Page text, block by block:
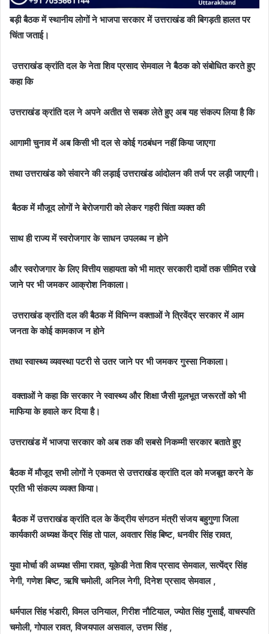
बड़ी बैठक में स्थानीय लोगों ने भाजपा सरकार में उत्तराखंड की बिगड़ती हालत पर
चिंता जताई।
उत्तराखंड क्रांति दल के नेता शिव प्रसाद सेमवाल ने बैठक को संबोधित करते हुए
कहा कि
उत्तराखंड क्रांति दल ने अपने अतीत से सबक लेते हुए अब यह संकल्प लिया है कि
आगामी चुनाव में अब किसी भी दल से कोई गठबंधन नहीं किया जाएगा
तथा उत्तराखंड को संवारने की लड़ाई उत्तराखंड आंदोलन की तर्ज पर लड़ी जाएगी।
बैठक में मौजूद लोगों ने बेरोजगारी को लेकर गहरी चिंता व्यक्त की
साथ ही राज्य में स्वरोजगार के साधन उपलब्ध न होने
और स्वरोजगार के लिए वित्तीय सहायता को भी मात्र सरकारी दावों तक सीमित रखे
जाने पर भी जमकर आक्रोश निकाला।
उत्तराखंड क्रांति दल की बैठक में विभिन्न वक्ताओं ने त्रिवेंद्र सरकार में आम
जनता के कोई कामकाज न होने
तथा स्वास्थ्य व्यवस्था पटरी से उतर जाने पर भी जमकर गुस्सा निकाला।
वक्ताओं ने कहा कि सरकार ने स्वास्थ्य और शिक्षा जैसी मूलभूत जरूरतों को भी
माफिया के हवाले कर दिया है।
उत्तराखंड में भाजपा सरकार को अब तक की सबसे निकम्मी सरकार बताते हुए
बैठक में मौजूद सभी लोगों ने एकमत से उत्तराखंड क्रांति दल को मजबूत करने के
प्रति भी संकल्प व्यक्त किया।
बैठक में उत्तराखंड क्रांति दल के केंद्रीय संगठन मंत्री संजय बहुगुणा जिला
कार्यकारी अध्यक्ष केंद्र सिंह तो पाल, अवतार सिंह बिष्ट, धनवीर सिंह रावत,
युवा मोर्चा की अध्यक्ष सीमा रावत, यूकेडी नेता शिव प्रसाद सेमवाल, सत्येंद्र सिंह
नेगी, गणेश बिष्ट, ऋषि चमोली, अनिल नेगी, दिनेश प्रसाद सेमवाल ,
धर्मपाल सिंह भंडारी, विमल उनियाल, गिरीश नौटियाल, ज्योत सिंह गुसाईं, वाचस्पति
चमोली, गोपाल रावत, विजयपाल असवाल, उत्तम सिंह ,